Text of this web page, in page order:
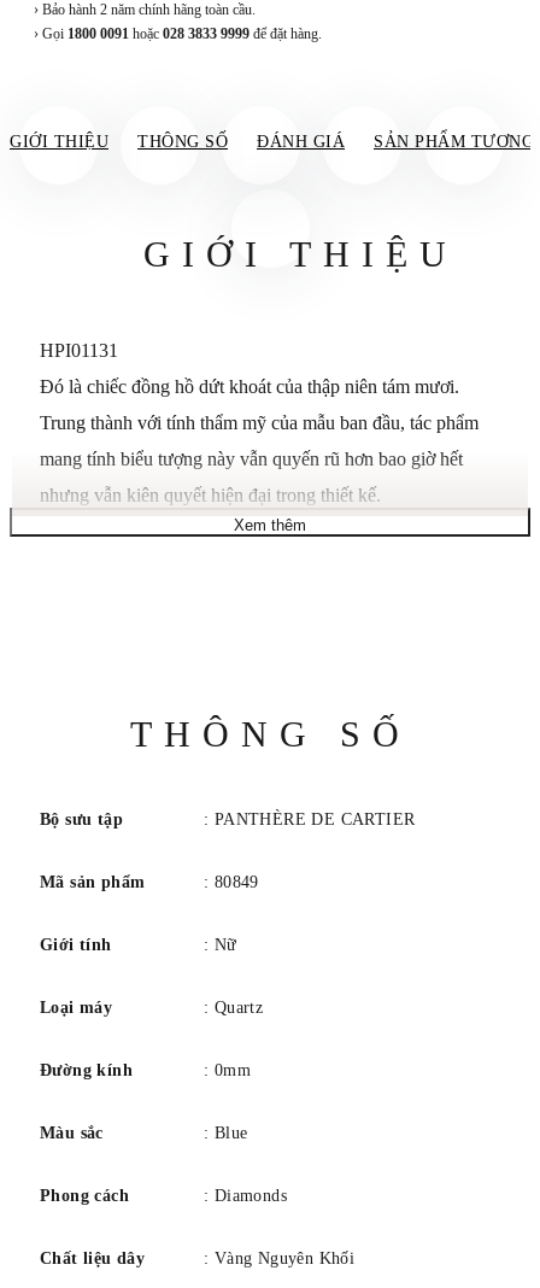
› Bảo hành 2 năm chính hãng toàn cầu.
› Gọi 1800 0091 hoặc 028 3833 9999 để đặt hàng.
GIỚI THIỆU THÔNG SỐ ĐÁNH GIÁ SẢN PHẨM TƯƠNG
GIỚI THIỆU
HPI01131
Đó là chiếc đồng hồ dứt khoát của thập niên tám mươi.
Trung thành với tính thẩm mỹ của mẫu ban đầu, tác phẩm
mang tính biểu tượng này vẫn quyến rũ hơn bao giờ hết
nhưng vẫn kiên quyết hiện đại trong thiết kế.
Được sắp xếp hợp lý, chân thực và tinh tế, nó kết hợp
sapphire hình bát giác huyền thoại và chữ số La Mã là
những đặc điểm nổi bật khác.
Đồng hồ Panthère de Cartier, mẫu nhỏ, bộ máy thạch anh.
sáng chói.
Kích thước: 30 mm x 22 mm, độ dày: 6 mm.
Xem thêm
THÔNG SỐ
Bộ sưu tập : PANTHÈRE DE CARTIER
Mã sản phẩm : 80849
Giới tính : Nữ
Loại máy : Quartz
Đường kính : 0mm
Màu sắc : Blue
Phong cách : Diamonds
Chất liệu dây : Vàng Nguyên Khối